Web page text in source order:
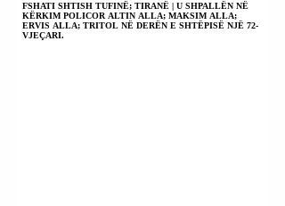
FSHATI SHTISH TUFINË; TIRANË | U SHPALLËN NË
KËRKIM POLICOR ALTIN ALLA; MAKSIM ALLA;
ERVIS ALLA; TRITOL NË DERËN E SHTËPISË NJË 72-
VJEÇARI.